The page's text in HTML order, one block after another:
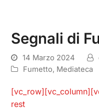
Segnali di
14 Marzo 2024
Fumetto, Mediateca
rest